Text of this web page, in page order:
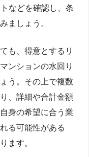
などを確認し、条
ましょう。
も、得意とするリ
ンションの水回り
う。その上で複数
、詳細や合計金額
身の希望に合う業
る可能性がある
ます。